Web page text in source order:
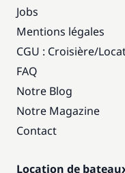
Jobs
Mentions légales
CGU : Croisière/
FAQ
Notre Blog
Notre Magazine
Contact
Location de